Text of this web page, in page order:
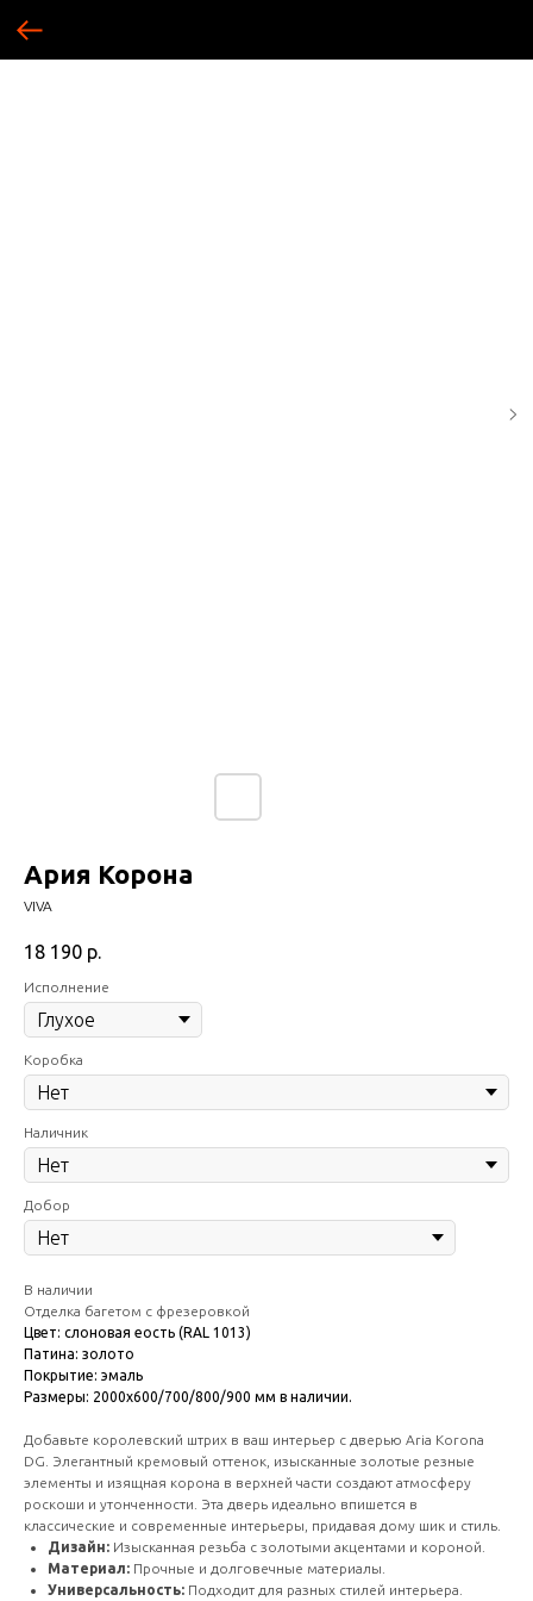
Ария Корона
VIVA
18 190 р.
Исполнение
Коробка
Наличник
Добор
В наличии
Отделка багетом с фрезеровкой
Цвет: слоновая еость (RAL 1013)
Патина: золото
Покрытие: эмаль
Размеры: 2000х600/700/800/900 мм в наличии.
Добавьте королевский штрих в ваш интерьер с дверью Aria Korona
DG. Элегантный кремовый оттенок, изысканные золотые резные
элементы и изящная корона в верхней части создают атмосферу
роскоши и утонченности. Эта дверь идеально впишется в
классические и современные интерьеры, придавая дому шик и стиль.
Дизайн: Изысканная резьба с золотыми акцентами и короной.
Материал: Прочные и долговечные материалы.
Универсальность: Подходит для разных стилей интерьера.